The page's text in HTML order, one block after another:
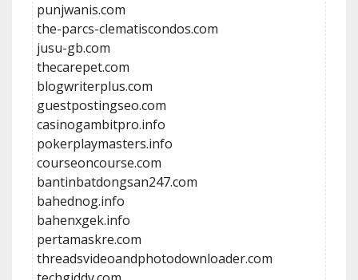
punjwanis.com
the-parcs-clematiscondos.com
jusu-gb.com
thecarepet.com
blogwriterplus.com
guestpostingseo.com
casinogambitpro.info
pokerplaymasters.info
courseoncourse.com
bantinbatdongsan247.com
bahednog.info
bahenxgek.info
pertamaskre.com
threadsvideoandphotodownloader.com